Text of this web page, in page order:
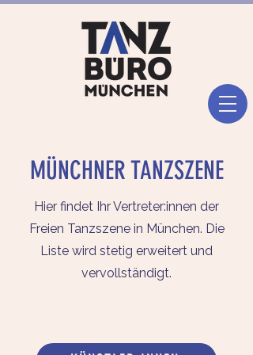
MÜNCHNER TANZSZENE
Hier findet Ihr Vertreter:innen der
Freien Tanzszene in München. Die
Liste wird stetig erweitert und
vervollständigt.